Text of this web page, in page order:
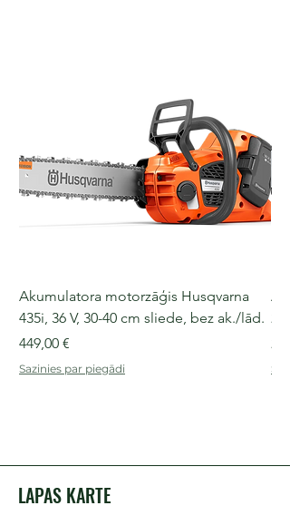
Akumulatora motorzāģis Husqvarna
435i, 36 V, 30-40 cm sliede, bez ak./lād.
Cena
449,00 €
Sazinies par piegādi
LAPAS KARTE